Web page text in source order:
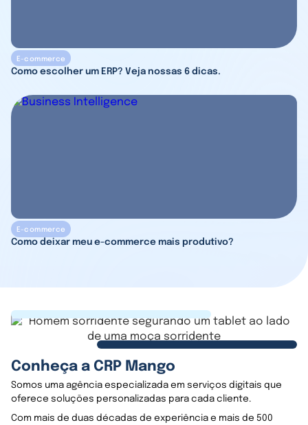
E-commerce
Como escolher um ERP? Veja nossas 6 dicas.
E-commerce
Como deixar meu e-commerce mais produtivo?
Conheça a CRP Mango
Somos uma agência especializada em serviços digitais que
oferece soluções personalizadas para cada cliente.
Com mais de duas décadas de experiência e mais de 500